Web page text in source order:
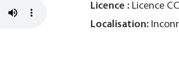
Licence : Licence
Localisation: